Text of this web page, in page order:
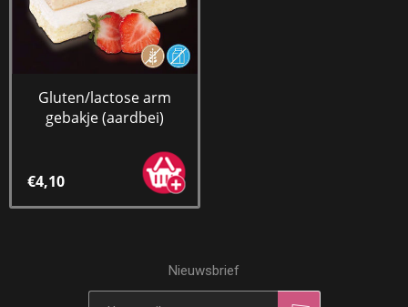
Gluten/lactose arm
gebakje (aardbei)
€4,10
Nieuwsbrief